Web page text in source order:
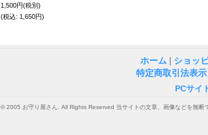
1,500円(税別)
(税込: 1,650円)
ホーム | ショッ
特定商取引法表示
PCサイ
© 2005 お守り屋さん. All Rights Reserved 当サイトの文章、画像などを無断